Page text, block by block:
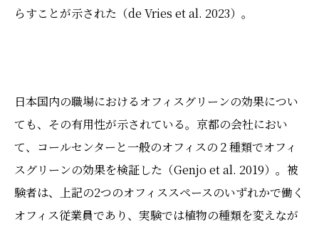
らすことが示された（de Vries et al. 2023）。
日本国内の職場におけるオフィスグリーンの効果につい
ても、その有用性が示されている。京都の会社におい
て、コールセンターと一般のオフィスの２種類でオフィ
スグリーンの効果を検証した（Genjo et al. 2019）。被
験者は、上記の2つのオフィススペースのいずれかで働く
オフィス従業員であり、実験では植物の種類を変えなが